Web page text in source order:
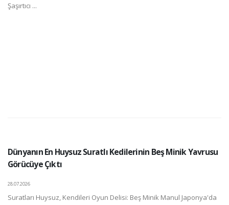
Şaşırtıcı ...
Dünyanın En Huysuz Suratlı Kedilerinin Beş Minik Yavrusu
Görücüye Çıktı
28.07.2026
Suratları Huysuz, Kendileri Oyun Delisi: Beş Minik Manul Japonya'da